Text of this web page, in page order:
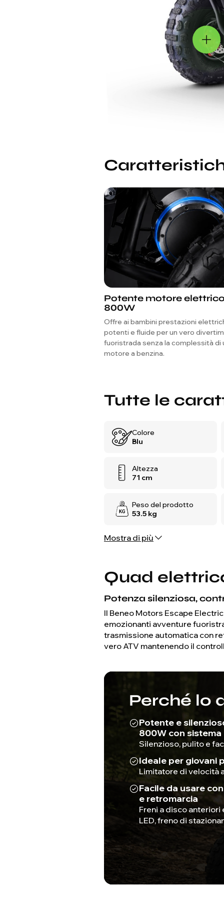
Potente motore
800W
Offre ai bambini prestazioni
potenti e fluide per un vero
fuoristrada senza la complessità di
motore a benzina.
Tutte le
Colore
Blu
Altezza
71 cm
Peso del prodotto
53.5 kg
Mostra di più
Quad
Potenza silenziosa,
Il Beneo Motors Escape
emozionanti avventure
trasmissione automatica con
vero ATV mantenendo il
Perché lo
Potente e
800W con
Silenzioso, pulito e
Ideale per giovani
Limitatore di velocità
Facile da usare
e retromarcia
Freni a disco
LED, freno di